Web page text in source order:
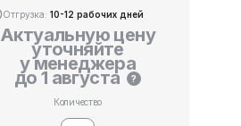
Отгрузка: 10-12 рабочих дней
Актуальную цену
уточняйте
у менеджера
до 1 августа ?
Количество